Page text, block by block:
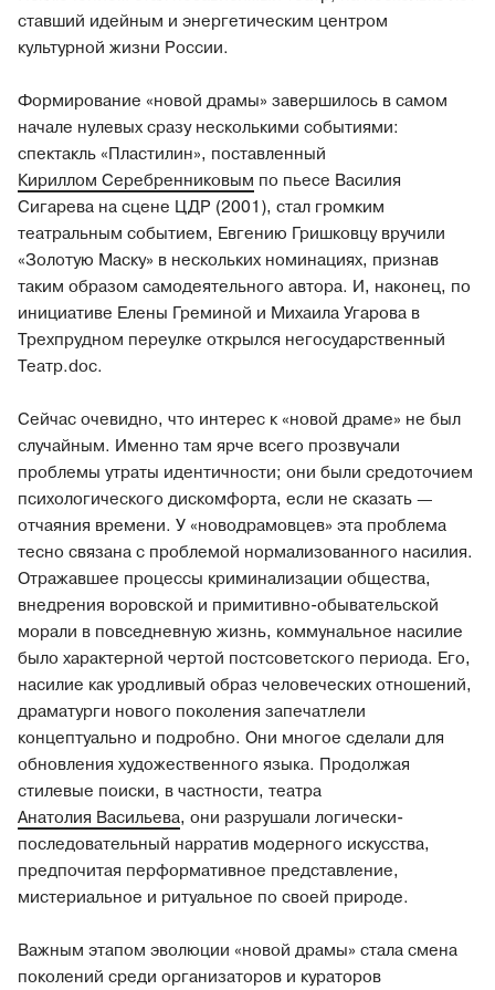
ставший идейным и энергетическим центром
культурной жизни России.
Формирование «новой драмы» завершилось в самом
начале нулевых сразу несколькими событиями:
спектакль «Пластилин», поставленный
Кириллом Серебренниковым по пьесе Василия
Сигарева на сцене ЦДР (2001), стал громким
театральным событием, Евгению Гришковцу вручили
«Золотую Маску» в нескольких номинациях, признав
таким образом самодеятельного автора. И, наконец, по
инициативе Елены Греминой и Михаила Угарова в
Трехпрудном переулке открылся негосударственный
Театр.doc.
Сейчас очевидно, что интерес к «новой драме» не был
случайным. Именно там ярче всего прозвучали
проблемы утраты идентичности; они были средоточием
психологического дискомфорта, если не сказать —
отчаяния времени. У «новодрамовцев» эта проблема
тесно связана с проблемой нормализованного насилия.
Отражавшее процессы криминализации общества,
внедрения воровской и примитивно-обывательской
морали в повседневную жизнь, коммунальное насилие
было характерной чертой постсоветского периода. Его,
насилие как уродливый образ человеческих отношений,
драматурги нового поколения запечатлели
концептуально и подробно. Они многое сделали для
обновления художественного языка. Продолжая
стилевые поиски, в частности, театра
Анатолия Васильева, они разрушали логически-
последовательный нарратив модерного искусства,
предпочитая перформативное представление,
мистериальное и ритуальное по своей природе.
Важным этапом эволюции «новой драмы» стала смена
поколений среди организаторов и кураторов